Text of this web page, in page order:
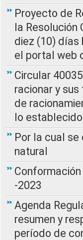
Proyecto de
la Resolución
diez (10) días
el portal web
Circular
racionar y
de
lo
Por la cual
natural
-2023
Agenda
resumen y
período de